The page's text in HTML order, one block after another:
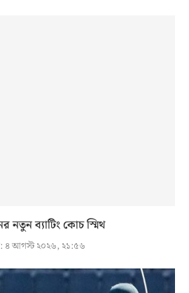
নতুন ব্যাটিং কোচ স্মিথ
৪ আগস্ট ২০২৬, ২১:৫৬